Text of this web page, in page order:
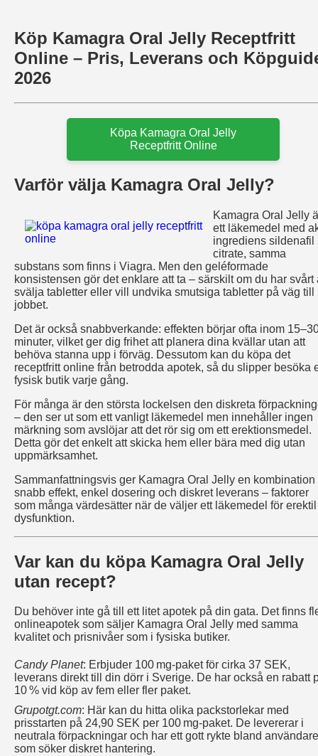
Köp Kamagra Oral Jelly Receptfritt
Online – Pris, Leverans och
2026
Köpa Kamagra Oral Jelly
Receptfritt Online
Varför välja Kamagra Oral Jelly?
Kamagra Oral Jelly
ett läkemedel med
ingrediens sildenafil
citrate, samma
substans som finns i Viagra. Men den geléformade
konsistensen gör det enklare att ta – särskilt om du har svårt
svälja tabletter eller vill undvika smutsiga tabletter på väg till
jobbet.
Det är också snabbverkande: effekten börjar ofta inom
minuter, vilket ger dig frihet att planera dina kvällar utan att
behöva stanna upp i förväg. Dessutom kan du köpa det
receptfritt online från betrodda apotek, så du slipper besöka
fysisk butik varje gång.
För många är den största lockelsen den diskreta
– den ser ut som ett vanligt läkemedel men innehåller ingen
märkning som avslöjar att det rör sig om ett erektionsmedel.
Detta gör det enkelt att skicka hem eller bära med dig utan
uppmärksamhet.
Sammanfattningsvis ger Kamagra Oral Jelly en kombination
snabb effekt, enkel dosering och diskret leverans – faktorer
som många värdesätter när de väljer ett läkemedel för erektil
dysfunktion.
Var kan du köpa Kamagra Oral Jelly
utan recept?
Du behöver inte gå till ett litet apotek på din gata. Det finns
onlineapotek som säljer Kamagra Oral Jelly med samma
kvalitet och prisnivåer som i fysiska butiker.
Candy Planet: Erbjuder 100 mg-paket för cirka 37 SEK,
leverans direkt till din dörr i Sverige. De har också en rabatt
10 % vid köp av fem eller fler paket.
Grupotgt.com: Här kan du hitta olika packstorlekar med
prisstarten på 24,90 SEK per 100 mg-paket. De levererar i
neutrala förpackningar och har ett gott rykte bland användare
som söker diskret hantering.